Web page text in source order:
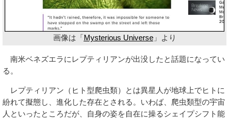
画像は「Mysterious Universe」より
南米ベネズエラにレプティリアンが出没したと話題になってい
る。
レプティリアン（ヒト型爬虫類）とは異星人が地球上でヒトに
紛れて擬態し、進化した存在とされる。いわば、爬虫類型の宇宙
人といったところだが、自身の姿を自在に操るシェイプシフト能